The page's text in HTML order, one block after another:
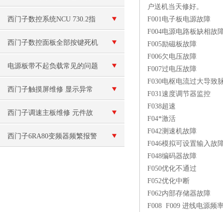
排查方法
西门子数控系统NCU 730.2指
示灯全亮维修
西门子数控面板全部按键死机
按不动维修
电源板带不起负载常见的问题
和解决方法
西门子触摸屏维修 显示异常
或花屏
西门子调速主板维修 元件故
障
西门子6RA80变频器频繁报警
户送机当天修好。
F001电子板电源故障
F004电源电路板缺相故
F005励磁板故障
F006欠电压故障
F007过电压故障
F030电枢电流过大导致
F031速度调节器监控
F038超速
F04*激活
F042测速机故障
F046模拟可设置输入故
F048编码器故障
F050优化不通过
F052优化中断
F062内部存储器故障
F008 F009 进线电源频